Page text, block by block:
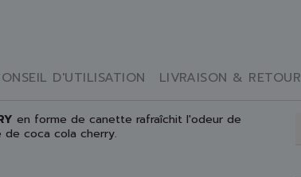
D'UTILISATION LIVRAISON & RETOUR
en forme de canette rafraîchit l'odeur de
coca cola cherry.